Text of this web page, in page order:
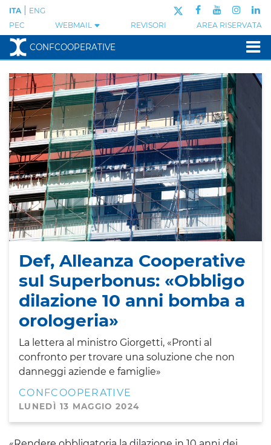
PEC WEBMAIL REVISORI AREA RISERVATA
ITA ENG
CONFCOOPERATIVE
Def, Alleanza Cooperative
sul Superbonus: «Obbligo
dilazione 10 anni bomba a
orologeria»
La lettera al ministro Giorgetti, «Pronti al
confronto per trovare una soluzione che non
danneggi aziende e famiglie»
CONFCOOPERATIVE
LUNEDÌ 13 MAGGIO 2024